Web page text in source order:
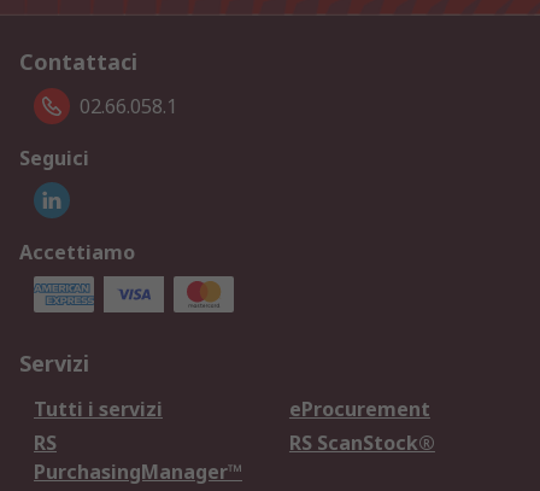
Contattaci
02.66.058.1
Seguici
Accettiamo
Servizi
Tutti i servizi
eProcurement
RS
PurchasingManager™
RS ScanStock®